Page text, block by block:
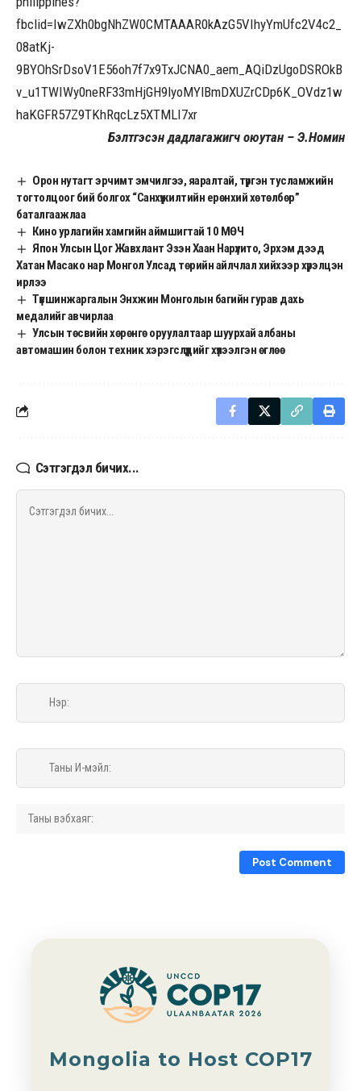
fbclid=IwZXh0bgNhZW0CMTAAAR0kAzG5VIhyYmUfc2V4c2_
08atKj-
9BYOhSrDsoV1E56oh7f7x9TxJCNA0_aem_AQiDzUgoDSROkB
v_u1TWIWy0neRF33mHjGH9lyoMYlBmDXUZrCDp6K_OVdz1w
haKGFR57Z9TKhRqcLz5XTMLI7xr
Бэлтгэсэн дадлагажигч оюутан – Э.Номин
Орон нутагт эрчимт эмчилгээ, яаралтай, түргэн тусламжийн
тогтолцоог бий болгох “Санхүүжилтийн ерөнхий хөтөлбөр”
баталгаажлаа
Кино урлагийн хамгийн аймшигтай 10 МӨЧ
Япон Улсын Цог Жавхлант Эзэн Хаан Нарүхито, Эрхэм дээд
Хатан Масако нар Монгол Улсад төрийн айлчлал хийхээр хүрэлцэн
ирлээ
Түвшинжаргалын Энхжин Монголын багийн гурав дахь
медалийг авчирлаа
Улсын төсвийн хөрөнгө оруулалтаар шуурхай албаны
автомашин болон техник хэрэгслүүдийг хүлээлгэн өглөө
Сэтгэгдэл бичих...
Mongolia to Host COP17